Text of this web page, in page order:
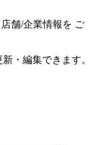
店舗/企業情報を ご
・編集できます。